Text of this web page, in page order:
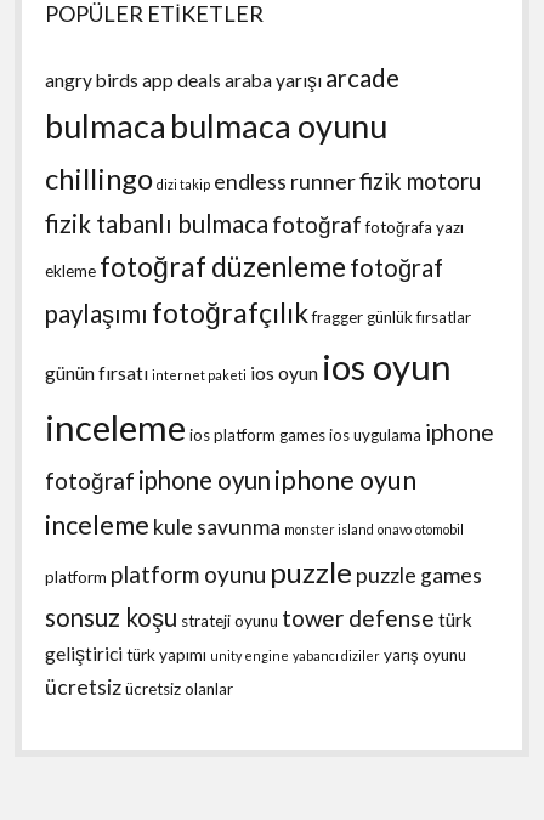
POPÜLER ETİKETLER
angry birds app deals araba yarışı arcade
bulmaca bulmaca oyunu
chillingo dizi takip endless runnerfizik motoru
fizik tabanlı bulmaca fotoğraf fotoğrafa yazı
ekleme fotoğraf düzenleme fotoğraf
paylaşımı fotoğrafçılıkfraggergünlük fırsatlar
günün fırsatı internet paketi ios oyun ios oyun
inceleme ios platform gamesios uygulama iphone
fotoğraf iphone oyun iphone oyun
inceleme kule savunma monster island onavo otomobil
platform platform oyunu puzzle puzzle games
sonsuz koşu strateji oyunu tower defense türk
geliştiricitürk yapımı unity engine yabancı diziler yarış oyunu
ücretsizücretsiz olanlar